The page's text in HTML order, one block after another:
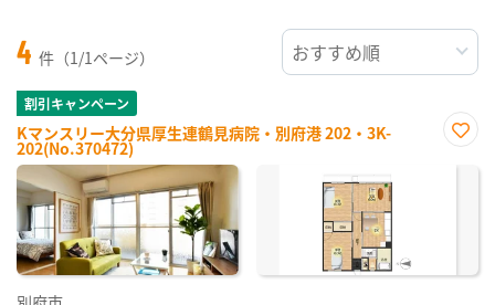
4 件（1/1ページ）
割引キャンペーン
Kマンスリー大分県厚生連鶴見病院・別府港 202・3K-
202(No.370472)
に入